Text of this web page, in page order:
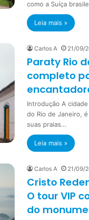
como a Suíça
Leia mais »
Carlos A 21/09/
Paraty Rio
completo
Introdução A
do Rio de Janeiro,
suas praias…
Leia mais »
Carlos A 21/09/
Cristo
O tour VIP
do